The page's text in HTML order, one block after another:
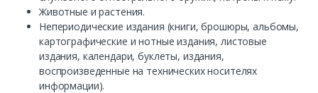
Животные и растения.
Непериодические издания (книги, брошюры, альбомы,
картографические и нотные издания, листовые
издания, календари, буклеты, издания,
воспроизведенные на технических носителях
информации).